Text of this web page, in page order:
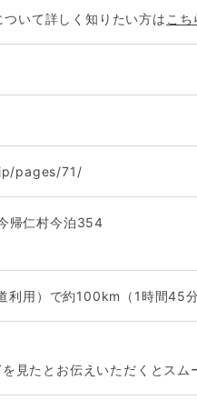
いて詳しく知りたい方は こち
pages/71/
帰仁村今泊354
利用）で約100km（1時間45
見たとお伝えいただくとスム